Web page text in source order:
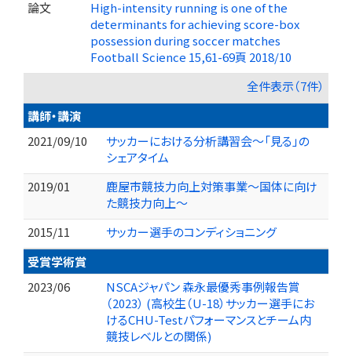
論文
High-intensity running is one of the
determinants for achieving score-box
possession during soccer matches
Football Science 15,61-69頁 2018/10
全件表示（7件）
講師・講演
2021/09/10
サッカーにおける分析講習会～「見る」の
シェアタイム
2019/01
鹿屋市競技力向上対策事業～国体に向け
た競技力向上～
2015/11
サッカー選手のコンディショニング
受賞学術賞
2023/06
NSCAジャパン 森永最優秀事例報告賞
（2023） (高校生（U-18）サッカー選手にお
けるCHU-Testパフォーマンスとチーム内
競技レベルとの関係)